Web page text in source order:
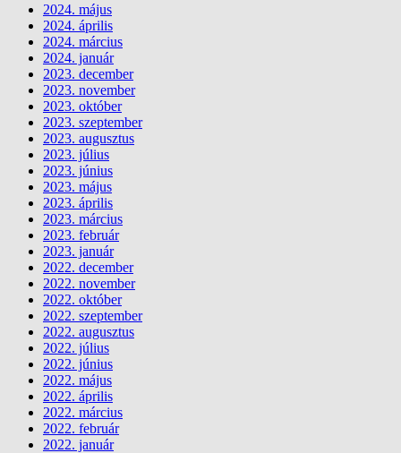
2024. május
2024. április
2024. március
2024. január
2023. december
2023. november
2023. október
2023. szeptember
2023. augusztus
2023. július
2023. június
2023. május
2023. április
2023. március
2023. február
2023. január
2022. december
2022. november
2022. október
2022. szeptember
2022. augusztus
2022. július
2022. június
2022. május
2022. április
2022. március
2022. február
2022. január